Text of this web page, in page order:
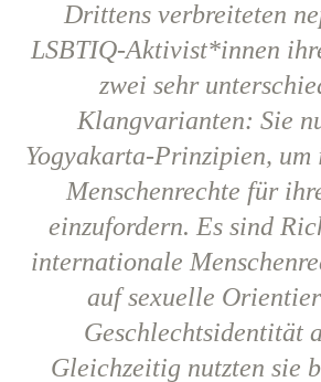
Drittens verbreiteten
LSBTIQ-Aktivist*innen
zwei sehr
Klangvarianten: Sie
Yogyakarta-Prinzipien,
Menschenrechte für
einzufordern. Es sind
internationale
auf sexuelle
Geschlechtsidentität
Gleichzeitig nutzten sie